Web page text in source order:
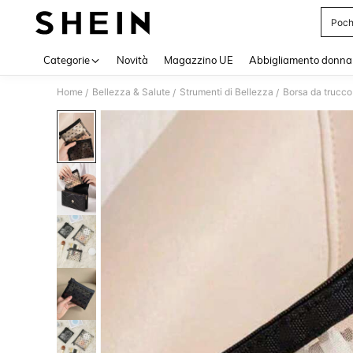
Categorie Novità Magazzino UE Abbigliamento donna
Home / Bellezza & Salute / Strumenti di Bellezza / Borsa da